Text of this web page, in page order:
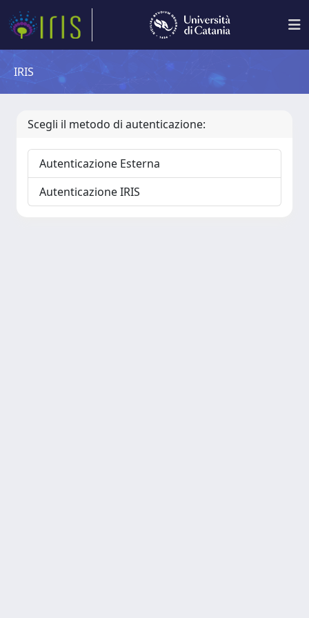
IRIS
Scegli il metodo di autenticazione:
Autenticazione Esterna
Autenticazione IRIS